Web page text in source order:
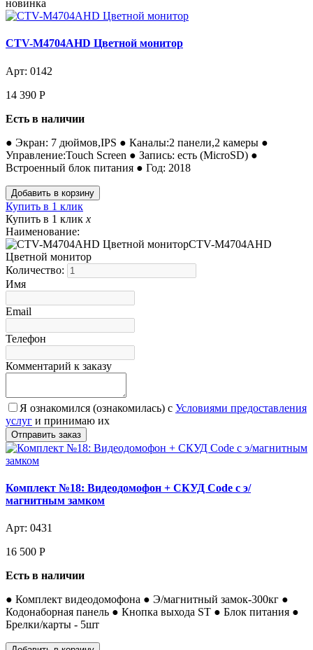
новинка
CTV-M4704AHD Цветной монитор
Арт: 0142
14 390 Р
Есть в наличии
● Экран: 7 дюймов,IPS ● Каналы:2 панели,2 камеры ●
Управление:Touch Screen ● Запись: есть (MicroSD) ●
Встроенный блок питания ● Год: 2018
Купить в 1 клик
Купить в 1 клик x
Наименование:
CTV-M4704AHD
Цветной монитор
Количество:
Имя
Email
Телефон
Комментарий к заказу
Я ознакомился (ознакомилась) с Условиями предоставления
услуг и принимаю их
Комплект №18: Видеодомофон + СКУД Code с э/
магнитным замком
Арт: 0431
16 500 Р
Есть в наличии
● Комплект видеодомофона ● Э/магнитный замок-300кг ●
Кодонаборная панель ● Кнопка выхода ST ● Блок питания ●
Брелки/карты - 5шт